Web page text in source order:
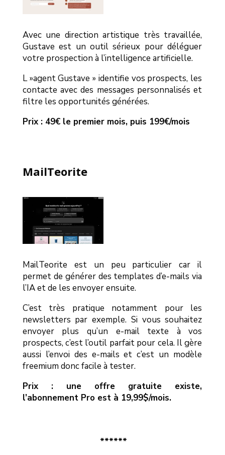
Avec une direction artistique très travaillée,
Gustave est un outil sérieux pour déléguer
votre prospection à l’intelligence artificielle.
L »agent Gustave » identifie vos prospects, les
contacte avec des messages personnalisés et
filtre les opportunités générées.
Prix : 49€ le premier mois, puis 199€/mois
MailTeorite
MailTeorite est un peu particulier car il
permet de générer des templates d’e-mails via
l’IA et de les envoyer ensuite.
C’est très pratique notamment pour les
newsletters par exemple. Si vous souhaitez
envoyer plus qu’un e-mail texte à vos
prospects, c’est l’outil parfait pour cela. Il gère
aussi l’envoi des e-mails et c’est un modèle
freemium donc facile à tester.
Prix : une offre gratuite existe,
l’abonnement Pro est à 19,99$/mois.
******